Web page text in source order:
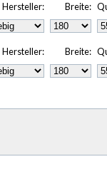
Hersteller: Breite:
Hersteller: Breite: